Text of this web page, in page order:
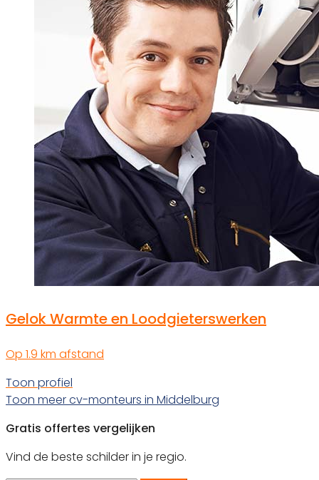
Gelok Warmte en Loodgieterswerken
Op 1.9 km afstand
Toon profiel
Toon meer cv-monteurs in Middelburg
Gratis offertes vergelijken
Vind de beste schilder in je regio.